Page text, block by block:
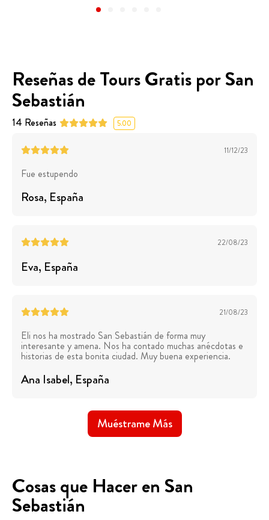
Reseñas de Tours Gratis por San
Sebastián
14 Reseñas 5.00
11/12/23
Fue estupendo
Rosa, España
22/08/23
Eva, España
21/08/23
Eli nos ha mostrado San Sebastián de forma muy
interesante y amena. Nos ha contado muchas anécdotas e
historias de esta bonita ciudad. Muy buena experiencia.
Ana Isabel, España
Muéstrame Más
Cosas que Hacer en San
Sebastián